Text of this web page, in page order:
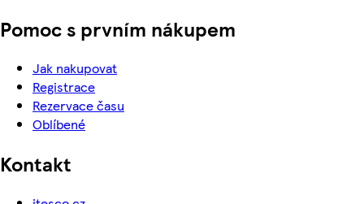
Pomoc s prvním nákupem
Jak nakupovat
Registrace
Rezervace času
Oblíbené
Kontakt